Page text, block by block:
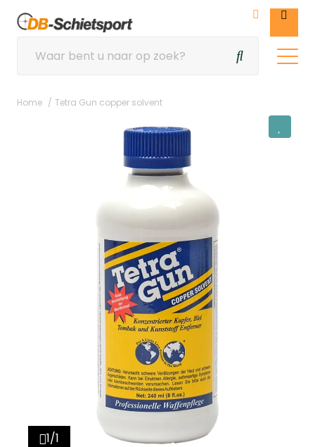
Home Tetra Gun copper solvent
1/1